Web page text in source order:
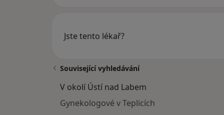
Jste tento lékař?
Související vyhledávání
V okolí Ústí nad Labem
Gynekologové v Teplicích